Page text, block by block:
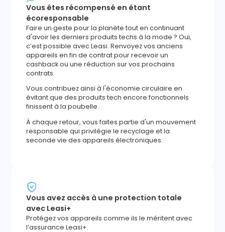
Vous êtes récompensé en étant
écoresponsable
Faire un geste pour la planète tout en continuant
d'avoir les derniers produits techs à la mode ? Oui,
c’est possible avec Leasi. Renvoyez vos anciens
appareils en fin de contrat pour recevoir un
cashback ou une réduction sur vos prochains
contrats.
Vous contribuez ainsi à l'économie circulaire en
évitant que des produits tech encore fonctionnels
finissent à la poubelle.
À chaque retour, vous faites partie d'un mouvement
responsable qui privilégie le recyclage et la
seconde vie des appareils électroniques.
Vous avez accès à une protection totale
avec Leasi+
Protégez vos appareils comme ils le méritent avec
l’assurance Leasi+.